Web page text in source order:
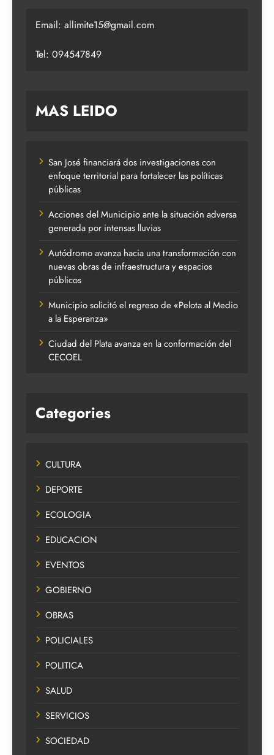
Email: allimite15@gmail.com
Tel: 094547849
MAS LEIDO
San José financiará dos investigaciones con
enfoque territorial para fortalecer las políticas
públicas
Acciones del Municipio ante la situación adversa
generada por intensas lluvias
Autódromo avanza hacia una transformación con
nuevas obras de infraestructura y espacios
públicos
Municipio solicitó el regreso de «Pelota al Medio
a la Esperanza»
Ciudad del Plata avanza en la conformación del
CECOEL
Categories
CULTURA
DEPORTE
ECOLOGIA
EDUCACION
EVENTOS
GOBIERNO
OBRAS
POLICIALES
POLITICA
SALUD
SERVICIOS
SOCIEDAD